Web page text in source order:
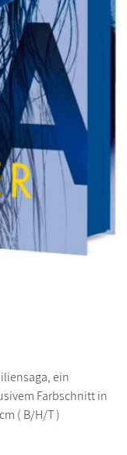
ein
Farbschnitt in
( B/H/T )